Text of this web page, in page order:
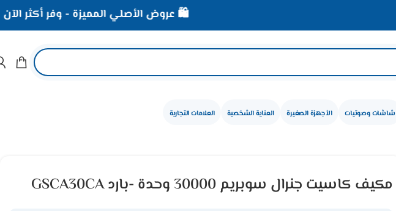
شاشات وصوتيات الأجهزة الصغيرة العناية الشخصية العلامات التجارية
مكيف كاسيت جنرال سوبريم 30000 وحدة -بارد GSCA30CA
🛍️ عروض الأصلي المميزة - وفر أكثر الآن